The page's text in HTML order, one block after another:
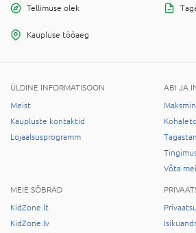
Tellimuse olek
Kaupluse tööaeg
ÜLDINE INFORMATISOON
Meist
Kaupluste kontaktid
Lojaalsusprogramm
ABI JA
Võta
MEIE SÕBRAD
KidZone.lt
KidZone.lv